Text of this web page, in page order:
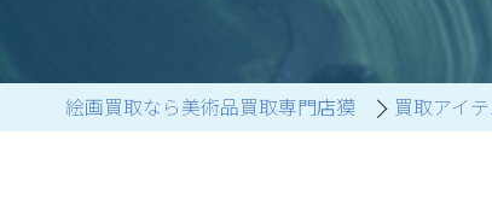
絵画買取なら美術品買取専門店獏 買取アイ